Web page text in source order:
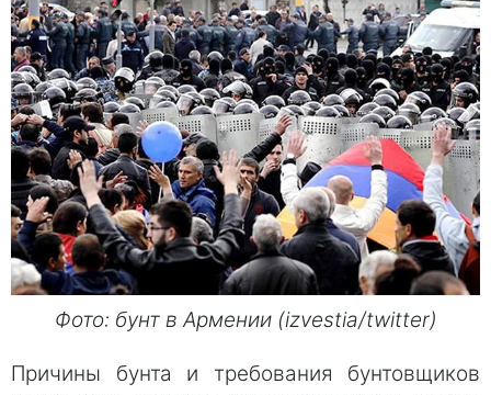
Фото: бунт в Армении (izvestia/twitter)
Причины бунта и требования бунтовщиков